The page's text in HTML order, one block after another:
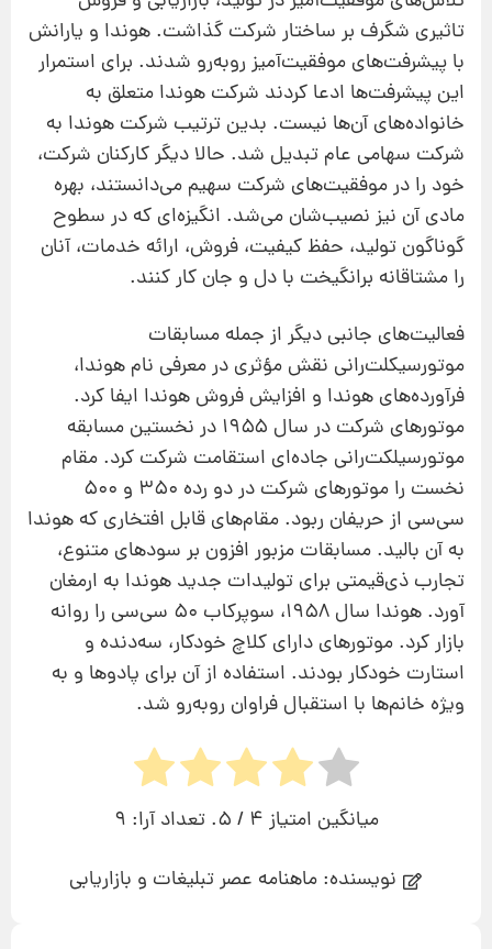
تاثیری شگرف بر ساختار شرکت گذاشت. هوندا و یارانش
با پیشرفت‌های موفقیت‌آمیز روبه‌رو شدند. برای استمرار
این پیشرفت‌ها ادعا کردند شرکت هوندا متعلق به
خانواده‌های آن‌ها نیست. بدین ترتیب شرکت هوندا به
شرکت سهامی عام تبدیل شد. حالا دیگر کارکنان شرکت،
خود را در موفقیت‌های شرکت سهیم می‌دانستند، بهره‌
مادی آن نیز نصیب‌شان می‌شد. انگیزه‌ای که در سطوح
گوناگون تولید، حفظ کیفیت، فروش، ارائه‌ خدمات، آنان
را مشتاقانه برانگیخت با دل و جان کار کنند.
فعالیت‌های جانبی دیگر از جمله مسابقات
موتورسیکلت‌رانی نقش مؤثری در معرفی نام هوندا،
فرآورده‌های هوندا و افزایش فروش هوندا ایفا کرد.
موتورهای شرکت در سال ۱۹۵۵ در نخستین مسابقه‌
موتورسیلکت‌رانی جاده‌ای استقامت شرکت کرد. مقام
نخست را موتورهای شرکت در دو رده‌ ۳۵۰ و ۵۰۰
سی‌سی از حریفان ربود. مقام‌های قابل افتخاری که هوندا
به آن بالید. مسابقات مزبور افزون بر سودهای متنوع،
تجارب ذی‌قیمتی برای تولیدات جدید هوندا به ارمغان
آورد. هوندا سال ۱۹۵۸، سوپرکاب ۵۰ سی‌سی را روانه
بازار کرد. موتورهای دارای کلاچ خودکار، سه‌دنده و
استارت خودکار بودند. استفاده از آن برای پادوها و به‌
ویژه خانم‌ها با استقبال فراوان روبه‌رو شد.
میانگین امتیاز 4 / 5. تعداد آرا:
9
نویسنده: ماهنامه عصر تبلیغات و بازاریابی